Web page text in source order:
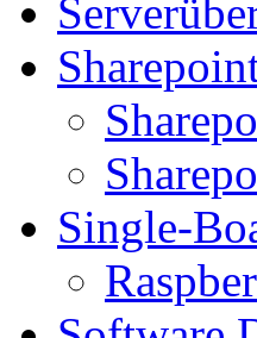
Single-